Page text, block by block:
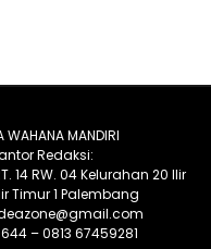
WAHANA MANDIRI
Redaksi:
14 RW. 04 Kelurahan 20 Ilir
Timur 1 Palembang
– 0813 67459281